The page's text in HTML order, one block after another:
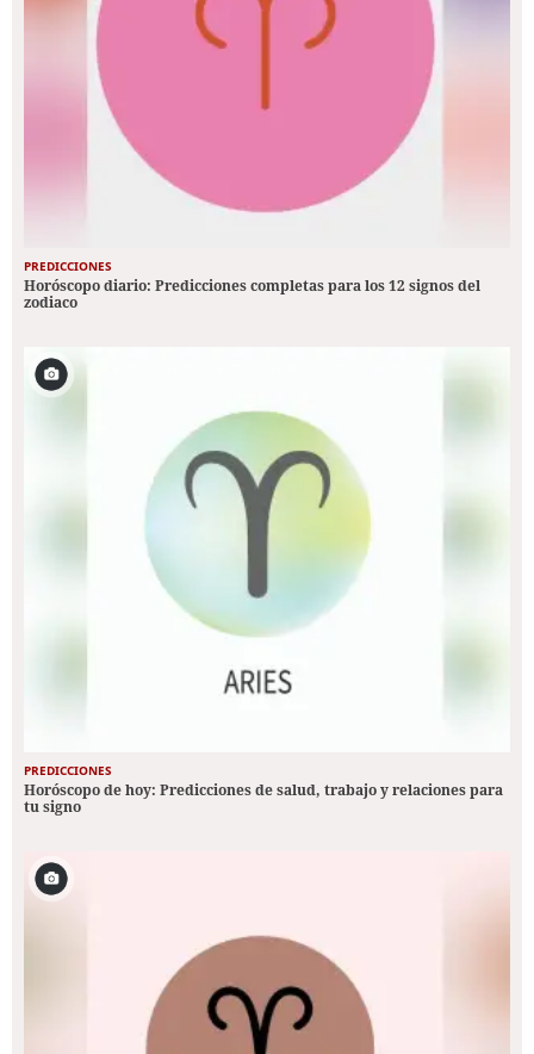
PREDICCIONES
Horóscopo diario: Predicciones completas para los 12 signos del
zodiaco
PREDICCIONES
Horóscopo de hoy: Predicciones de salud, trabajo y relaciones para
tu signo